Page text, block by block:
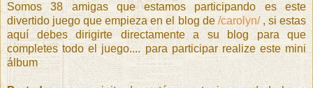
Somos 38 amigas que estamos participando es este
divertido juego que empieza en el blog de/carolyn/, si estas
aquí debes dirigirte directamente a su blog para que
completes todo el juego.... para participar realize este mini
álbum